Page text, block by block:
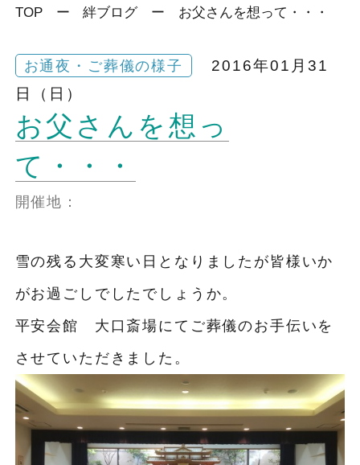
TOP 絆ブログ お父さんを想って・・・
お通夜・ご葬儀の様子
2016年01月31
日（日）
お父さんを想っ
て・・・
開催地：
雪の残る大変寒い日となりましたが皆様いか
がお過ごしでしたでしょうか。
平安会館 大口斎場にてご葬儀のお手伝いを
させていただきました。